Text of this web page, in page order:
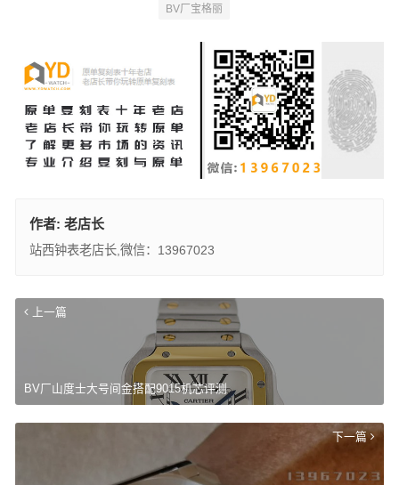
BV厂宝格丽
作者: 老店长
站西钟表老店长,微信：13967023
上一篇
BV厂山度士大号间金搭配9015机芯评测
下一篇